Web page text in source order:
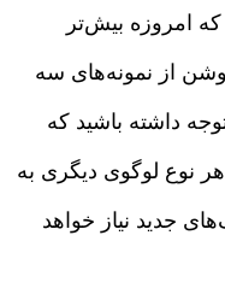
امروزه بیش‌تر
از نمونه‌های سه
داشته باشید که
نوع لوگوی دیگری به
جدید نیاز خواهد